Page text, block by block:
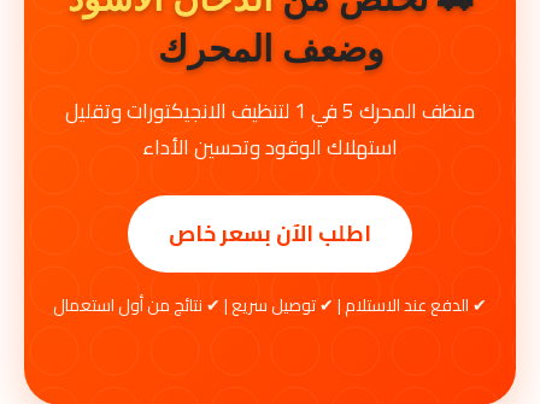
وضعف المحرك
منظف المحرك 5 في 1 لتنظيف الانجيكتورات وتقليل
استهلاك الوقود وتحسين الأداء
اطلب الآن بسعر خاص
✔ الدفع عند الاستلام | ✔ توصيل سريع | ✔ نتائج من أول استعمال